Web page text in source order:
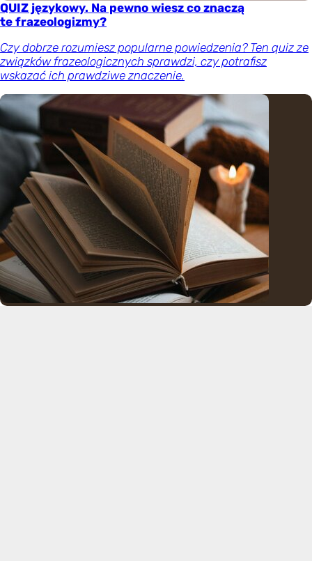
QUIZ językowy. Na pewno wiesz co znaczą
te frazeologizmy?
Czy dobrze rozumiesz popularne powiedzenia? Ten quiz ze
związków frazeologicznych sprawdzi, czy potrafisz
wskazać ich prawdziwe znaczenie.